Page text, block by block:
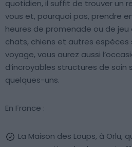
quotidien, il suffit de trouver un
vous et, pourquoi pas, prendre
heures de promenade ou de jeu
chats, chiens et autres espèces
voyage, vous aurez aussi
d’incroyables structures de soin
quelques-uns.
En France :
La Maison des Loups, à Orlu,